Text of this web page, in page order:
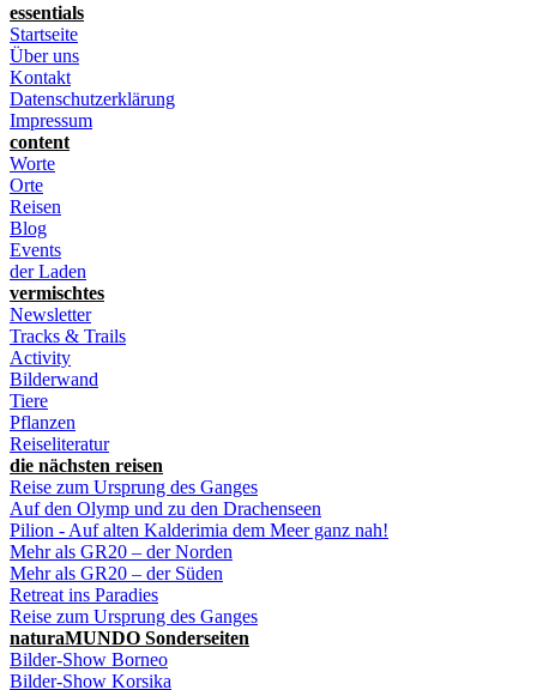
essentials
Startseite
Über uns
Kontakt
Datenschutzerklärung
Impressum
content
Worte
Orte
Reisen
Blog
Events
der Laden
vermischtes
Newsletter
Tracks & Trails
Activity
Bilderwand
Tiere
Pflanzen
Reiseliteratur
die nächsten reisen
Reise zum Ursprung des Ganges
Auf den Olymp und zu den Drachenseen
Pilion - Auf alten Kalderimia dem Meer ganz nah!
Mehr als GR20 – der Norden
Mehr als GR20 – der Süden
Retreat ins Paradies
Reise zum Ursprung des Ganges
naturaMUNDO Sonderseiten
Bilder-Show Borneo
Bilder-Show Korsika